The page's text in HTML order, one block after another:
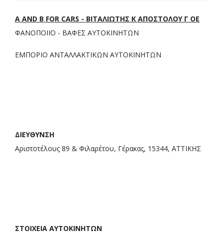
A AND B FOR CARS - ΒΙΤΑΛΙΩΤΗΣ Κ ΑΠΟΣΤΟΛΟΥ Γ ΟΕ
ΦΑΝΟΠΟΙΪΟ - ΒΑΦΕΣ ΑΥΤΟΚΙΝΗΤΩΝ
ΕΜΠΟΡΙΟ ΑΝΤΑΛΛΑΚΤΙΚΩΝ ΑΥΤΟΚΙΝΗΤΩΝ
ΔΙΕΥΘΥΝΣΗ
Αριστοτέλους 89 & Φιλαρέτου, Γέρακας, 15344, ΑΤΤΙΚΗΣ
ΣΤΟΙΧΕΙΑ ΑΥΤΟΚΙΝΗΤΩΝ